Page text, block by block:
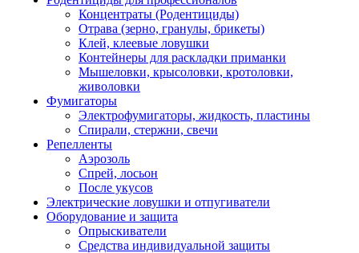
Концентраты (Родентициды)
Отрава (зерно, гранулы, брикеты)
Клей, клеевые ловушки
Контейнеры для раскладки приманки
Мышеловки, крысоловки, кротоловки,
живоловки
Фумигаторы
Электрофумигаторы, жидкость, пластины
Спирали, стержни, свечи
Репелленты
Аэрозоль
Спрей, лосьон
После укусов
Электрические ловушки и отпугиватели
Оборудование и защита
Опрыскиватели
Средства индивидуальной защиты